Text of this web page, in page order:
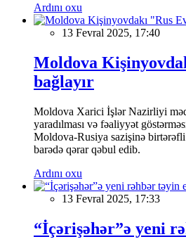
Ardını oxu
13 Fevral 2025, 17:40
Moldova
bağlayır
Moldova Xarici İşlər Nazirliyi
yaradılması və fəaliyyət
Moldova-Rusiya sazişinə
barədə qərar qəbul edib.
Ardını oxu
13 Fevral 2025, 17:33
“İçərişəhər”ə yeni